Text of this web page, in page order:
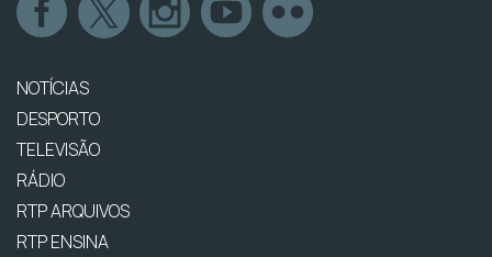
NOTÍCIAS
DESPORTO
TELEVISÃO
RÁDIO
RTP ARQUIVOS
RTP ENSINA